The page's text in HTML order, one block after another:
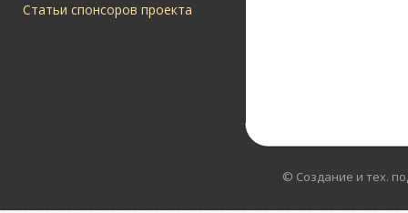
Статьи спонсоров проекта
© Создание и тех.